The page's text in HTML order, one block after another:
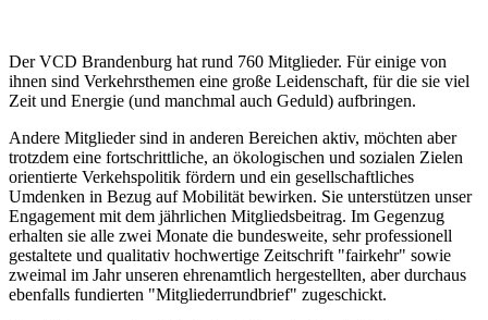
Der VCD Brandenburg hat rund 760 Mitglieder. Für einige von
ihnen sind Verkehrsthemen eine große Leidenschaft, für die sie viel
Zeit und Energie (und manchmal auch Geduld) aufbringen.
Andere Mitglieder sind in anderen Bereichen aktiv, möchten aber
trotzdem eine fortschrittliche, an ökologischen und sozialen Zielen
orientierte Verkehspolitik fördern und ein gesellschaftliches
Umdenken in Bezug auf Mobilität bewirken. Sie unterstützen unser
Engagement mit dem jährlichen Mitgliedsbeitrag. Im Gegenzug
erhalten sie alle zwei Monate die bundesweite, sehr professionell
gestaltete und qualitativ hochwertige Zeitschrift "fairkehr" sowie
zweimal im Jahr unseren ehrenamtlich hergestellten, aber durchaus
ebenfalls fundierten "Mitgliederrundbrief" zugeschickt.